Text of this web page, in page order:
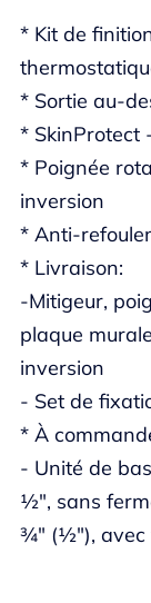
* Kit de
* Sortie au-
* SkinProtect
* Poignée
inversion
* Anti-
* Livraison:
-Mitigeur,
plaque
inversion
- Set de
* À
- Unité de
½", sans
¾" (½"), avec